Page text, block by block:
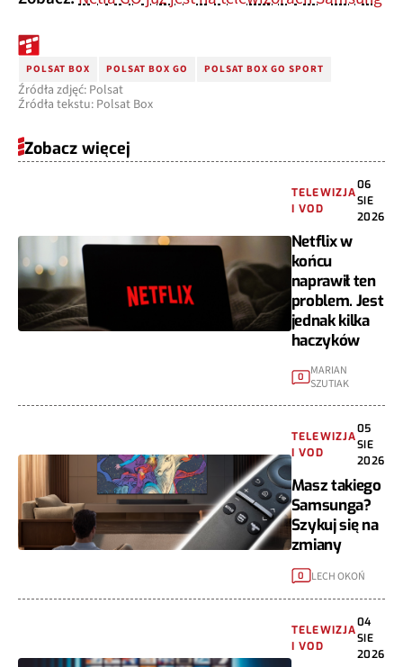
POLSAT BOX POLSAT BOX GO POLSAT BOX GO SPORT
Źródła zdjęć: Polsat
Źródła tekstu: Polsat Box
Zobacz więcej
TELEWIZJA
I VOD
06
SIE
2026
Netflix w
końcu
naprawił ten
problem. Jest
jednak kilka
haczyków
0
MARIAN
SZUTIAK
TELEWIZJA
I VOD
05
SIE
2026
Masz takiego
Samsunga?
Szykuj się na
zmiany
0 LECH OKOŃ
TELEWIZJA
I VOD
04
SIE
2026